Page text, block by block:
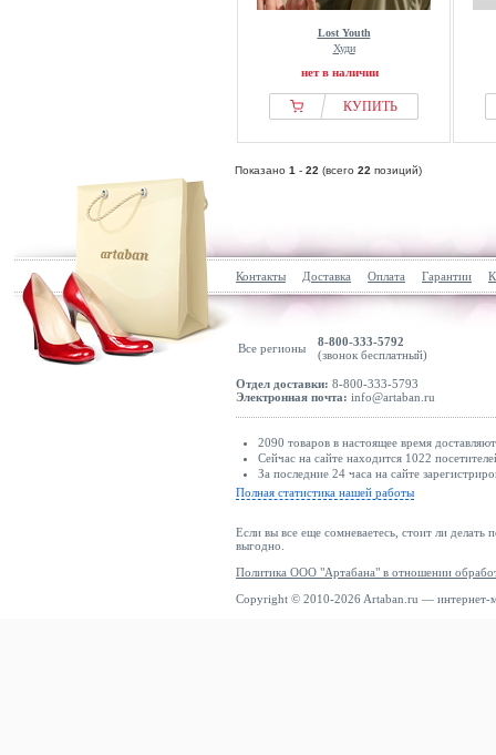
Lost Youth
Худи
нет в наличии
КУПИТЬ
Показано 1 - 22 (всего 22 позиций)
Контакты Доставка Оплата Гарантии
Все регионы
8-800-333-5792
(звонок бесплатный)
Отдел доставки: 8-800-333-5793
Электронная почта: info@artaban.ru
2090 товаров в настоящее время
Сейчас на сайте находится 1022
За последние 24 часа на сайте
Полная статистика нашей работы
Если вы все еще сомневаетесь, стоит ли делать
выгодно.
Политика ООО "Артабана" в отношении
Copyright © 2010-2026 Artaban.ru — интернет-